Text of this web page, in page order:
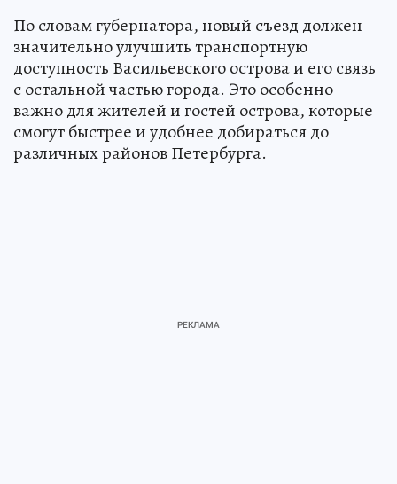
По словам губернатора, новый съезд должен
значительно улучшить транспортную
доступность Васильевского острова и его связь
с остальной частью города. Это особенно
важно для жителей и гостей острова, которые
смогут быстрее и удобнее добираться до
различных районов Петербурга.